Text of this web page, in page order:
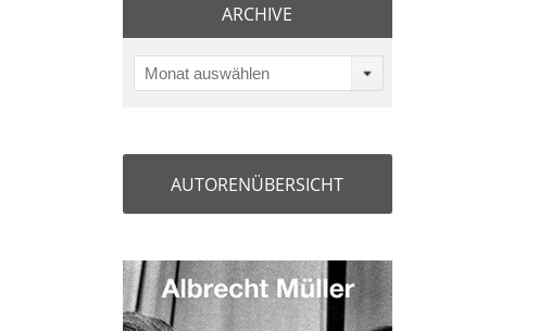
ARCHIVE
Monat auswählen
AUTORENÜBERSICHT